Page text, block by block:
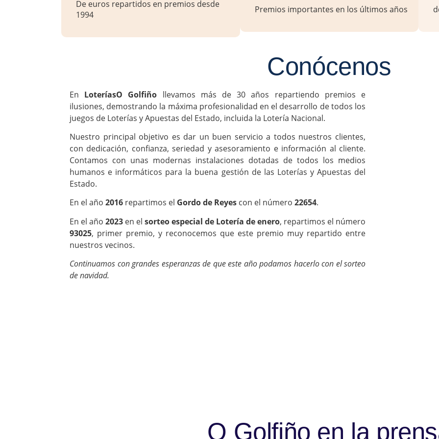
De euros repartidos en premios desde
1994
Premios importantes en los últimos años
Conócenos
En LoteríasO Golfiño llevamos más de 30 años repartiendo premios e
ilusiones, demostrando la máxima profesionalidad en el desarrollo de todos los
juegos de Loterías y Apuestas del Estado, incluida la Lotería Nacional.
Nuestro principal objetivo es dar un buen servicio a todos nuestros clientes,
con dedicación, confianza, seriedad y asesoramiento e información al cliente.
Contamos con unas modernas instalaciones dotadas de todos los medios
humanos e informáticos para la buena gestión de las Loterías y Apuestas del
Estado.
En el año 2016 repartimos el Gordo de Reyes con el número 22654.
En el año 2023 en el sorteo especial de Lotería de enero, repartimos el número
93025, primer premio, y reconocemos que este premio muy repartido entre
nuestros vecinos.
Continuamos con grandes esperanzas de que este año podamos hacerlo con el sorteo
de navidad.
O Golfiño en la